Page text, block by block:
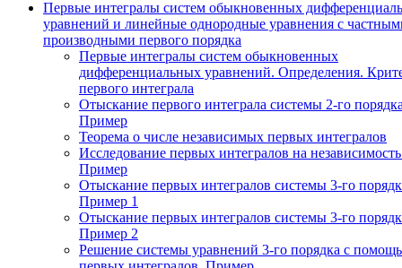
Первые интегралы систем обыкновенных
уравнений и линейные однородные уравнения с
производными первого порядка
Первые интегралы систем обыкновенных
дифференциальных уравнений. Определения.
первого интеграла
Отыскание первого интеграла системы 2-го
Пример
Теорема о числе независимых первых интегралов
Исследование первых интегралов на
Пример
Отыскание первых интегралов системы 3-го
Пример 1
Отыскание первых интегралов системы 3-го
Пример 2
Решение системы уравнений 3-го порядка с